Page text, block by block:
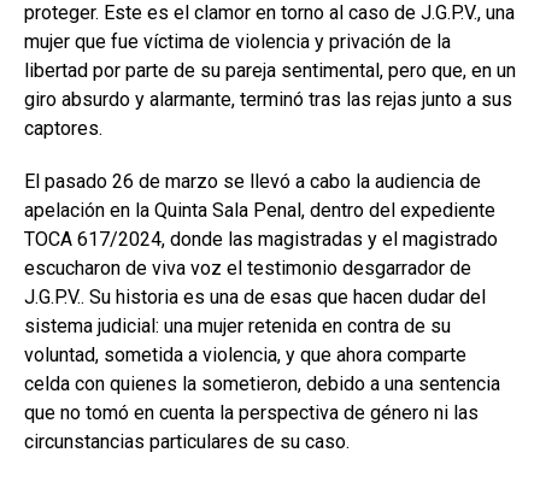
proteger. Este es el clamor en torno al caso de J.G.P.V., una
mujer que fue víctima de violencia y privación de la
libertad por parte de su pareja sentimental, pero que, en un
giro absurdo y alarmante, terminó tras las rejas junto a sus
captores.
El pasado 26 de marzo se llevó a cabo la audiencia de
apelación en la Quinta Sala Penal, dentro del expediente
TOCA 617/2024, donde las magistradas y el magistrado
escucharon de viva voz el testimonio desgarrador de
J.G.P.V.. Su historia es una de esas que hacen dudar del
sistema judicial: una mujer retenida en contra de su
voluntad, sometida a violencia, y que ahora comparte
celda con quienes la sometieron, debido a una sentencia
que no tomó en cuenta la perspectiva de género ni las
circunstancias particulares de su caso.